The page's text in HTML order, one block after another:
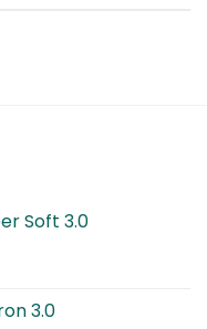
Soft 3.0
3.0